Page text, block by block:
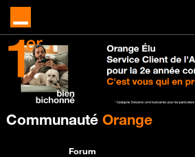
Communauté Orange
Forum